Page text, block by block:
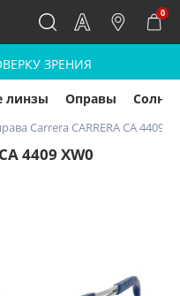
0
ЗРЕНИЯ
линзы Оправы
Carrera CARRERA CA 4409
4409 XW0